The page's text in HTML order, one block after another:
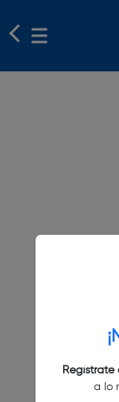
Regístrate
a lo